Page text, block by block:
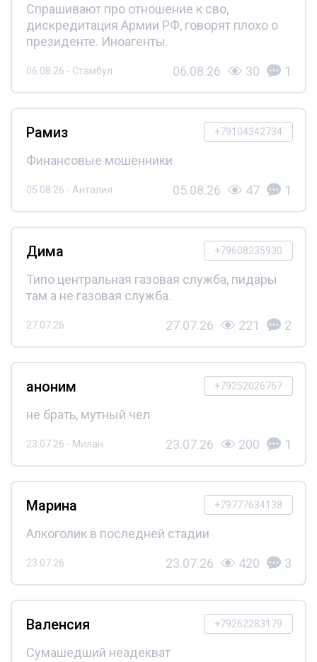
Спрашивают про отношение к сво,
дискредитация Армии РФ, говорят плохо о
президенте. Иноагенты.
06.08.26 - Стамбул 06.08.26 30 1
+79104342734
Рамиз
Финансовые мошенники
05.08.26 - Анталия 05.08.26 47 1
+79608235930
Дима
Типо центральная газовая служба, пидары
там а не газовая служба.
27.07.26 27.07.26 221 2
+79252026767
аноним
не брать, мутный чел
23.07.26 - Милан 23.07.26 200 1
+79777634138
Марина
Алкоголик в последней стадии
23.07.26 23.07.26 420 3
+79262283179
Валенсия
Сумашедший неадекват